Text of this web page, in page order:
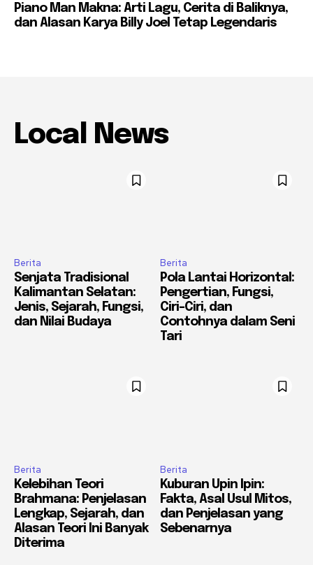
Piano Man Makna: Arti Lagu, Cerita di Baliknya,
dan Alasan Karya Billy Joel Tetap Legendaris
Local News
Berita
Senjata Tradisional
Kalimantan Selatan:
Jenis, Sejarah, Fungsi,
dan Nilai Budaya
Berita
Pola Lantai Horizontal:
Pengertian, Fungsi,
Ciri-Ciri, dan
Contohnya dalam Seni
Tari
Berita
Kelebihan Teori
Brahmana: Penjelasan
Lengkap, Sejarah, dan
Alasan Teori Ini Banyak
Diterima
Berita
Kuburan Upin Ipin:
Fakta, Asal Usul Mitos,
dan Penjelasan yang
Sebenarnya